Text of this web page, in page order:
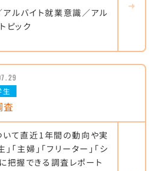
ルバイト就業意識／アル
ピック
生
査
いて直近1年間の動向や実
「主婦」「フリーター」「シ
把握できる調査レポート